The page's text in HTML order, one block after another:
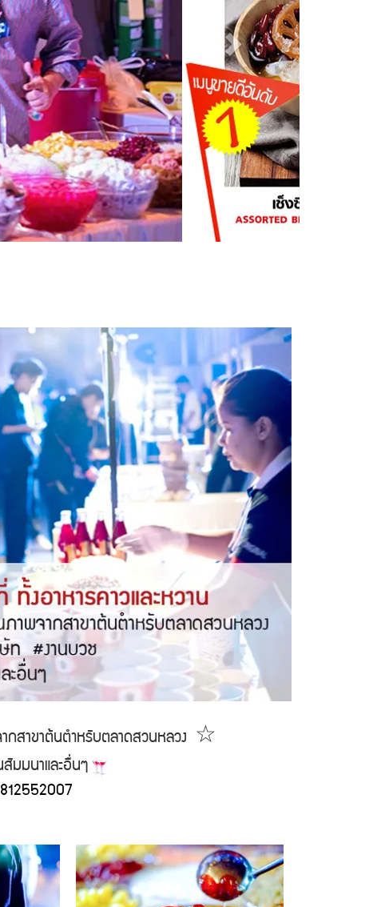
กสาขาต้นตำหรับตลาดสวนหลวง ☆
สัมมนาและอื่นๆ